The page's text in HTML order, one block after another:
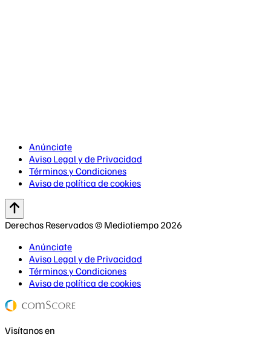
Anúnciate
Aviso Legal y de Privacidad
Términos y Condiciones
Aviso de política de cookies
Derechos Reservados © Mediotiempo 2026
Anúnciate
Aviso Legal y de Privacidad
Términos y Condiciones
Aviso de política de cookies
Visítanos en